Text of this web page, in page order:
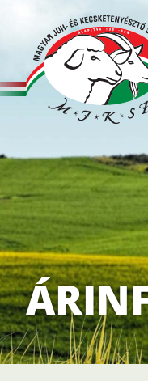
tartalomra
Juh-
Kecsketenyésztő
Szövetség